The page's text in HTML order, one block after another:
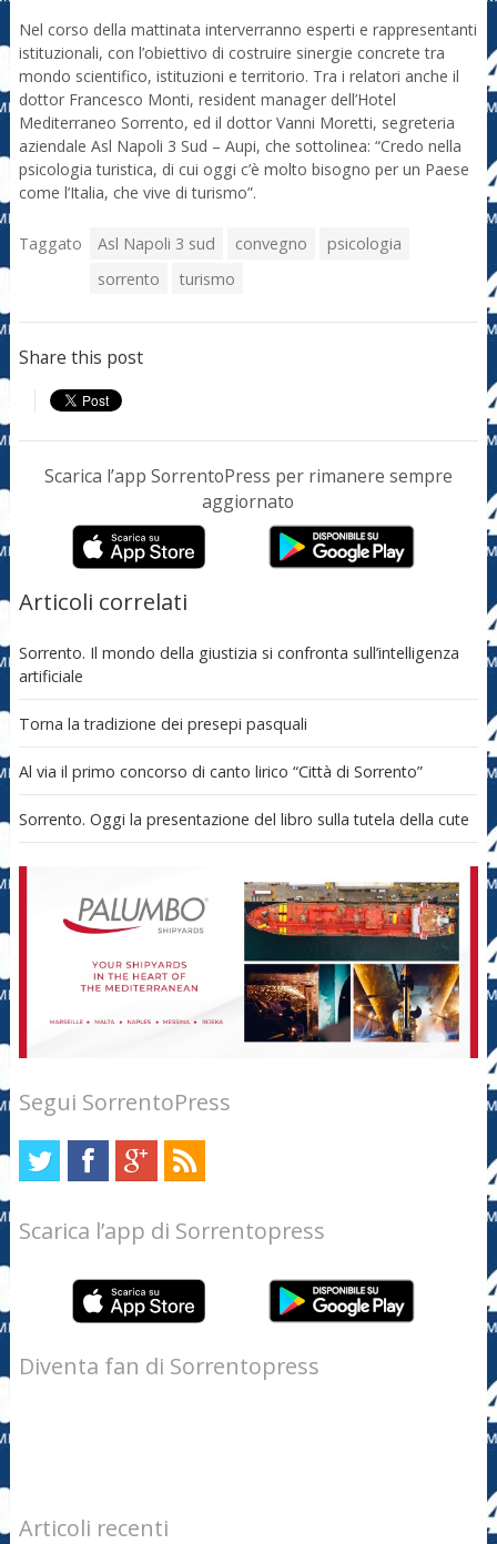
Nel corso della mattinata interverranno esperti e rappresentanti
istituzionali, con l’obiettivo di costruire sinergie concrete tra
mondo scientifico, istituzioni e territorio. Tra i relatori anche il
dottor Francesco Monti, resident manager dell’Hotel
Mediterraneo Sorrento, ed il dottor Vanni Moretti, segreteria
aziendale Asl Napoli 3 Sud – Aupi, che sottolinea: “Credo nella
psicologia turistica, di cui oggi c’è molto bisogno per un Paese
come l’Italia, che vive di turismo”.
Taggato Asl Napoli 3 sud convegno
psicologia
sorrento
turismo
Share this post
Scarica l’app SorrentoPress per rimanere sempre
aggiornato
Articoli correlati
Sorrento. Il mondo della giustizia si confronta sull’intelligenza
artificiale
Torna la tradizione dei presepi pasquali
Al via il primo concorso di canto lirico “Città di Sorrento”
Sorrento. Oggi la presentazione del libro sulla tutela della cute
Segui SorrentoPress
Scarica l’app di Sorrentopress
Diventa fan di Sorrentopress
Articoli recenti